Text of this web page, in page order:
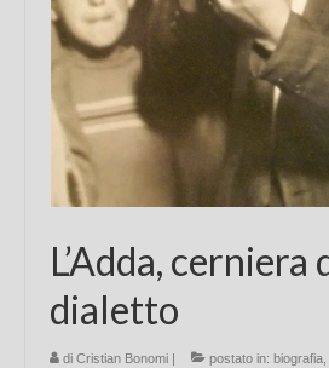
L’Adda, cerniera
dialetto
di Cristian Bonomi | postato in: biografia